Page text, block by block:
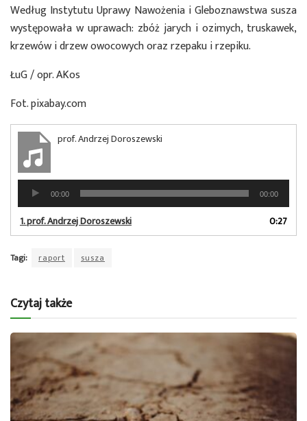
Według Instytutu Uprawy Nawożenia i Gleboznawstwa susza
występowała w uprawach: zbóż jarych i ozimych, truskawek,
krzewów i drzew owocowych oraz rzepaku i rzepiku.
ŁuG / opr. AKos
Fot. pixabay.com
prof. Andrzej Doroszewski
Odtwarzacz
plików
dźwiękowych
00:00 00:00
1.prof. Andrzej Doroszewski 0:27
Tagi: raport susza
Czytaj także